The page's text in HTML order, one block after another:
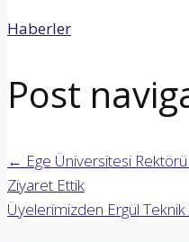
Haberler
Post
← Ege Üniversitesi Rektörü
Ziyaret Ettik
Üyelerimizden Ergül Teknik